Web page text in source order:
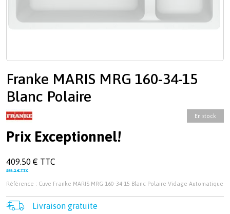
Franke MARIS MRG 160-34-15
Blanc Polaire
En stock
Prix Exceptionnel!
409.50 € TTC
599.2 € TTC
Référence : Cuve Franke MARIS MRG 160-34-15 Blanc Polaire Vidage Automatique
Livraison gratuite